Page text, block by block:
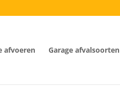
afvoeren Garage afvalsoorten